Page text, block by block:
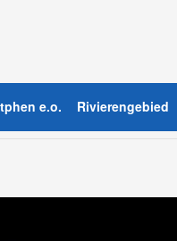
e.o. Rivierengebied